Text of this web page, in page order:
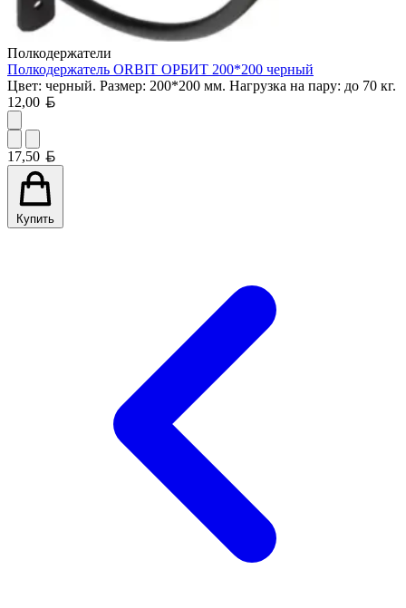
Полкодержатели
Полкодержатель ORBIT ОРБИТ 200*200 черный
Цвет: черный. Размер: 200*200 мм. Нагрузка на пару: до 70 кг.
12,00
17,50
Купить